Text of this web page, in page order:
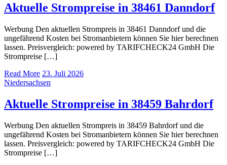
Aktuelle Strompreise in 38461 Danndorf
Werbung Den aktuellen Strompreis in 38461 Danndorf und die
ungefährend Kosten bei Stromanbietern können Sie hier berechnen
lassen. Preisvergleich: powered by TARIFCHECK24 GmbH Die
Strompreise […]
Read More 23. Juli 2026
Niedersachsen
Aktuelle Strompreise in 38459 Bahrdorf
Werbung Den aktuellen Strompreis in 38459 Bahrdorf und die
ungefährend Kosten bei Stromanbietern können Sie hier berechnen
lassen. Preisvergleich: powered by TARIFCHECK24 GmbH Die
Strompreise […]